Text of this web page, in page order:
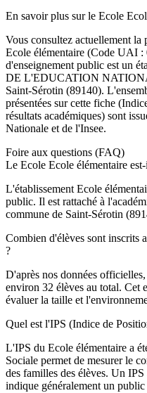
En savoir plus sur le Ecole
Vous consultez actuellement
Ecole élémentaire (Code UAI :
d'enseignement public est un
DE L'EDUCATION
Saint-Sérotin (89140).
présentées sur cette fiche
résultats académiques) sont
Nationale et de l'Insee.
Foire aux questions (FAQ)
Le Ecole Ecole élémentaire
L'établissement Ecole
public. Il est rattaché à
commune de Saint-Sérotin
Combien d'élèves sont inscrits
?
D'après nos données
environ 32 élèves au total. Cet
évaluer la taille et
Quel est l'IPS (Indice de
L'IPS du Ecole élémentaire a
Sociale permet de mesurer le
des familles des élèves. Un
indique généralement un